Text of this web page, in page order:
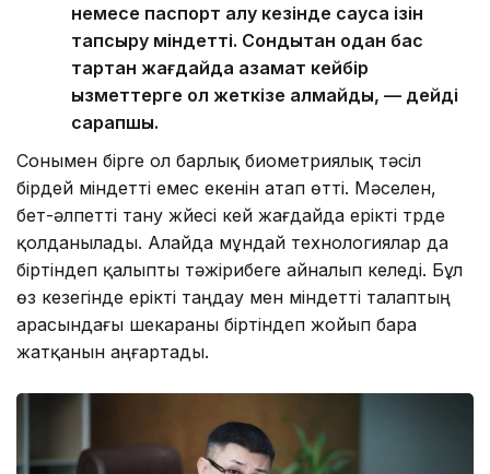
немесе паспорт алу кезінде саусақ ізін
тапсыру міндетті. Сондықтан одан бас
тартқан жағдайда азамат кейбір
қызметтерге қол жеткізе алмайды, — дейді
сарапшы.
Сонымен бірге ол барлық биометриялық тәсіл
бірдей міндетті емес екенін атап өтті. Мәселен,
бет-әлпетті тану жүйесі кей жағдайда ерікті түрде
қолданылады. Алайда мұндай технологиялар да
біртіндеп қалыпты тәжірибеге айналып келеді. Бұл
өз кезегінде ерікті таңдау мен міндетті талаптың
арасындағы шекараны біртіндеп жойып бара
жатқанын аңғартады.